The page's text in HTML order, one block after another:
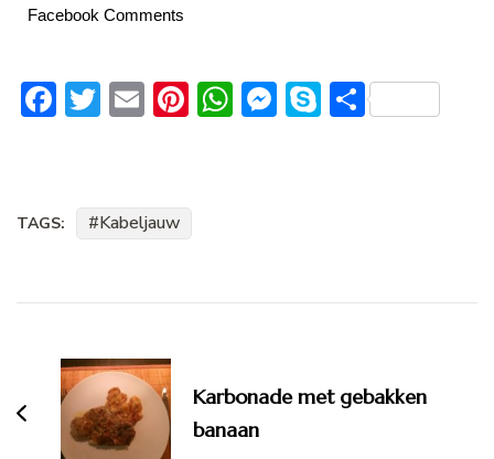
Facebook Comments
Facebook
Twitter
EmailPinterest
WhatsApp
Messenger
Skype
Delen
TAGS: Kabeljauw
navigatie
Karbonade met gebakken
banaan